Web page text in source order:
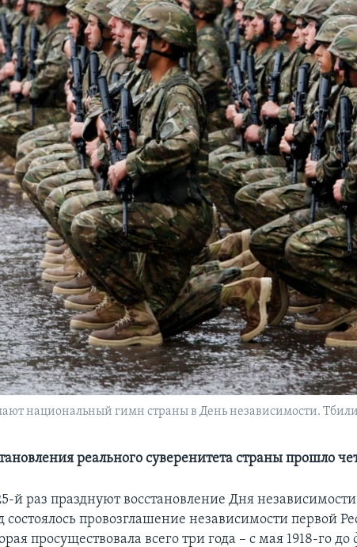
национальный гимн страны в День независимости.
реального суверенитета страны прошло
й раз празднуют восстановление Дня
состоялось провозглашение независимости первой
просуществовала всего три года – с мая 1918-го до